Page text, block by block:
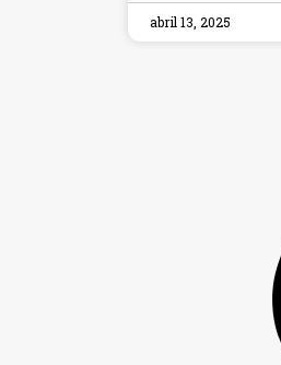
abril 13, 2025